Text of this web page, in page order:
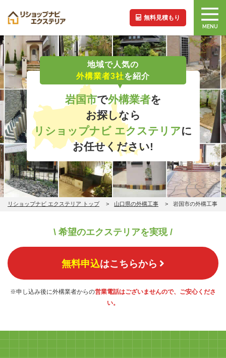
無料見積もり
MENU
地域で人気の
外構業者3社を紹介
岩国市で外構業者を
お探しなら
リショップナビ エクステリアに
お任せください!
リショップナビ エクステリア トップ 山口県の外構工事 岩国市の外構工事
\ 希望のエクステリアを実現 /
無料申込はこちらから
※申し込み後に外構業者からの営業電話はございませんので、ご安心くださ
い。